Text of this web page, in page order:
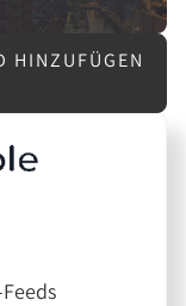
HINZUFÜGEN